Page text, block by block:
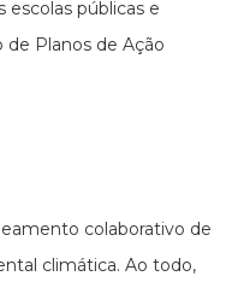
escolas públicas e
de Planos de Ação
colaborativo de
climática. Ao todo,